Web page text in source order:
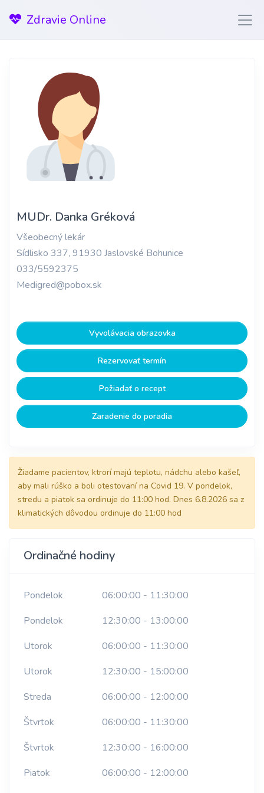
Zdravie Online
MUDr. Danka Gréková
Všeobecný lekár
Sídlisko 337, 91930 Jaslovské Bohunice
033/5592375
Medigred@pobox.sk
Vyvolávacia obrazovka
Rezervovať termín
Požiadať o recept
Zaradenie do poradia
Žiadame pacientov, ktrorí majú teplotu, nádchu alebo kašeľ,
aby mali rúško a boli otestovaní na Covid 19. V pondelok,
stredu a piatok sa ordinuje do 11:00 hod. Dnes 6.8.2026 sa z
klimatických dôvodou ordinuje do 11:00 hod
Ordinačné hodiny
Pondelok
06:00:00 - 11:30:00
Pondelok
12:30:00 - 13:00:00
Utorok
06:00:00 - 11:30:00
Utorok
12:30:00 - 15:00:00
Streda
06:00:00 - 12:00:00
Štvrtok
06:00:00 - 11:30:00
Štvrtok
12:30:00 - 16:00:00
Piatok
06:00:00 - 12:00:00